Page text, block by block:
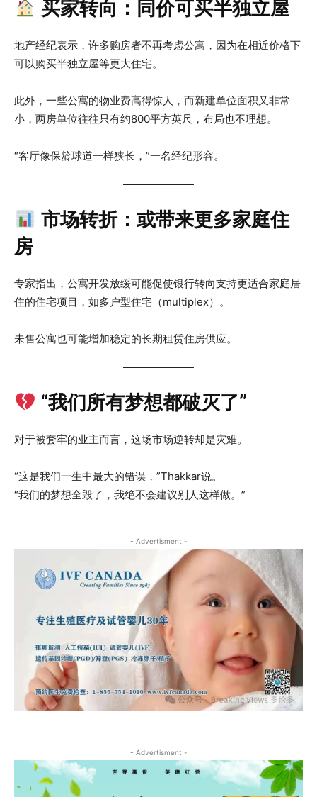
买家转向：同价可买半独立屋
地产经纪表示，许多购房者不再考虑公寓，因为在相近价格下
可以购买半独立屋等更大住宅。
此外，一些公寓的物业费高得惊人，而新建单位面积又非常
小，两房单位往往只有约800平方英尺，布局也不理想。
“客厅像保龄球道一样狭长，”一名经纪形容。
市场转折：或带来更多家庭住
房
专家指出，公寓开发放缓可能促使银行转向支持更适合家庭居
住的住宅项目，如多户型住宅（multiplex）。
未售公寓也可能增加稳定的长期租赁住房供应。
“我们所有梦想都破灭了”
对于被套牢的业主而言，这场市场逆转却是灾难。
“这是我们一生中最大的错误，”Thakkar说。
“我们的梦想全毁了，我绝不会建议别人这样做。”
- Advertisment -
- Advertisment -